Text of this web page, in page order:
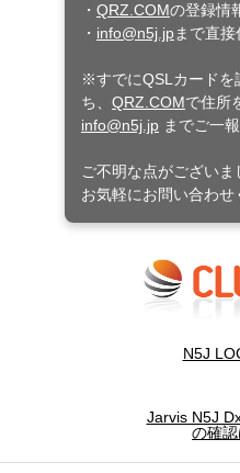
・ QRZ.COMの登録情
・ info@n5j.jpまで直
※すでにQSLカードを
ち、 QRZ.COMで住所
info@n5j.jp までご一
ご不明な点がございま
お気軽にお問い合わせ
N5J
Jarvis N5J
の確